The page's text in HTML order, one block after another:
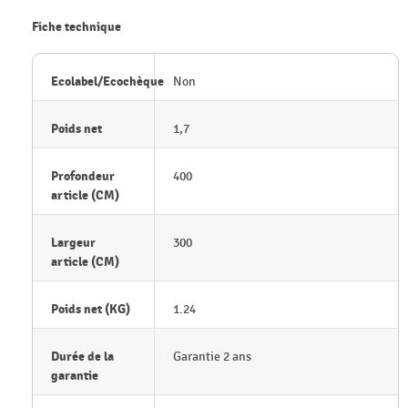
Fiche technique
Ecolabel/Ecochèque Non
Poids net 1,7
Profondeur
article (CM)
400
Largeur
article (CM)
300
Poids net (KG) 1.24
Durée de la
garantie
Garantie 2 ans